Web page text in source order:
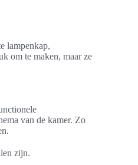
lampenkap,
om te maken, maar ze
van de kamer. Zo
zijn.